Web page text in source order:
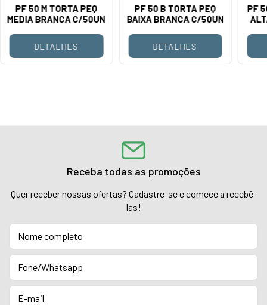
PF 50 M TORTA PEQ
MEDIA BRANCA C/50UN
DETALHES
PF 50 B TORTA PEQ
BAIXA BRANCA C/50UN
DETALHES
PF
Receba todas as promoções
Quer receber nossas ofertas? Cadastre-se e comece a recebê-
las!